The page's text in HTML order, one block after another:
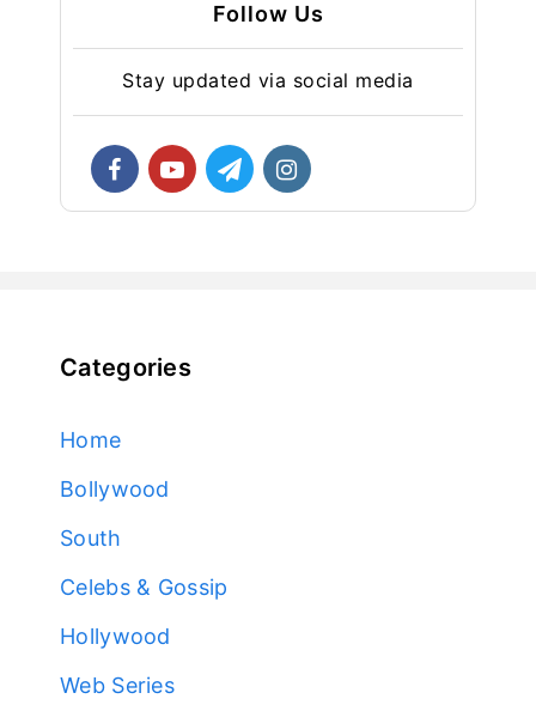
Follow Us
Stay updated via social media
Categories
Home
Bollywood
South
Celebs & Gossip
Hollywood
Web Series